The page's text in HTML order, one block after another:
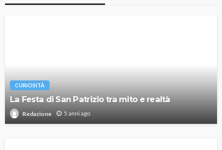
CURIOSITÀ
La Festa di San Patrizio tra mito e realtà
Redazione 5 anni ago